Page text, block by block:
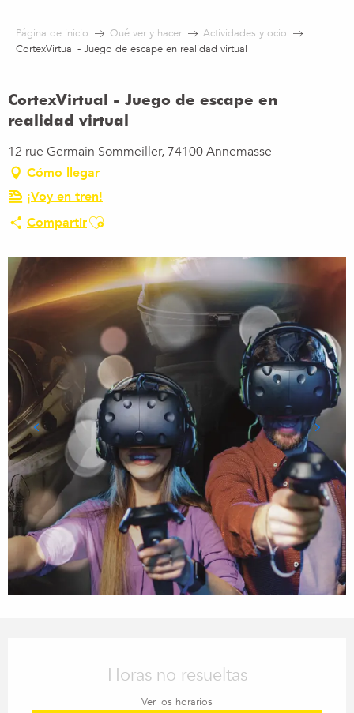
contenu
Página de inicio Qué ver y hacer
Actividades y ocio
CortexVirtual - Juego de escape en realidad virtual
CortexVirtual - Juego de escape en
realidad virtual
12 rue Germain Sommeiller, 74100 Annemasse
Cómo llegar
¡Voy en tren!
CompartirAjouter aux favoris
Horas no resueltas
Ver los horarios